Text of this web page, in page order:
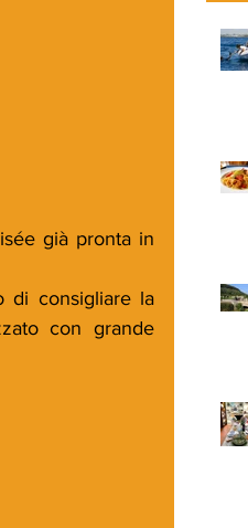
già pronta in
di consigliare la
con grande